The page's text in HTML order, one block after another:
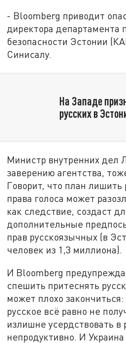
- Вloomberg приводит
директора департамента
безопасности Эстонии
Синисалу.
На Западе
русских в
Министр внутренних дел
заверению агентства,
Говорит, что план лишить
права голоса может
как следствие, создаст
дополнительные
прав русскоязычных (в
человек из 1,3 миллиона).
И Bloomberg
спешить притеснять
может плохо
русское всё равно не
излишне усердствовать в
непродуктивно. И